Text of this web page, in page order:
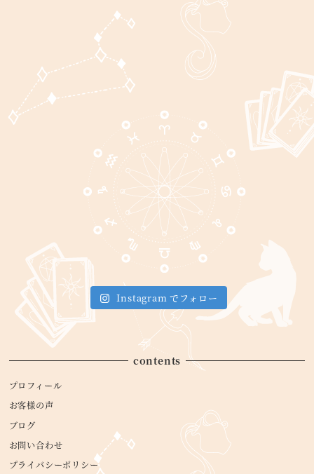
Instagram でフォロー
contents
プロフィール
お客様の声
ブログ
お問い合わせ
プライバシーポリシー